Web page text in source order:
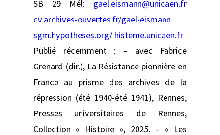
SB 29 Mél: gael.eismann@unicaen.fr
cv.archives-ouvertes.fr/gael-eismann
sgm.hypotheses.org/ histeme.unicaen.fr
Publié récemment : – avec Fabrice
Grenard (dir.), La Résistance pionnière en
France au prisme des archives de la
répression (été 1940-été 1941), Rennes,
Presses universitaires de Rennes,
Collection « Histoire », 2025. – « Les